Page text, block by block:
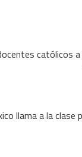
católicos
llama a la clase